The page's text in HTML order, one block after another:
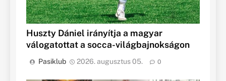
Huszty Dániel irányítja a magyar
válogatottat a socca-világbajnokságon
Pasiklub 2026. augusztus 05. 0